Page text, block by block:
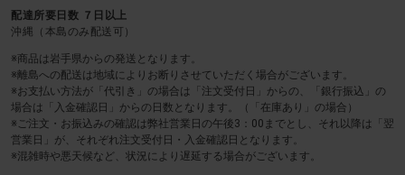
配達所要日数 ７日以上
沖縄（本島のみ配送可）
※商品は岩手県からの発送となります。
※離島への配送は地域によりお断りさせていただく場合がございます。
※お支払い方法が「代引き」の場合は「注文受付日」からの、「銀行振込」の
場合は「入金確認日」からの日数となります。（「在庫あり」の場合）
※ご注文・お振込みの確認は弊社営業日の午後3：00までとし、それ以降は「翌
営業日」が、それぞれ注文受付日・入金確認日となります。
※混雑時や悪天候など、状況により遅延する場合がございます。